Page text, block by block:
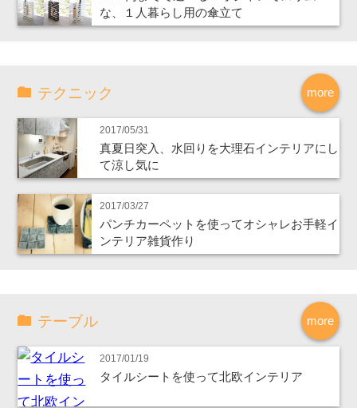
な、１人暮らし用の傘立て
more
テクニック
2017/05/31
真夏日突入、水回りを大理石インテリアにし
て涼し気に
2017/03/27
パンチカーペットを使ってオシャレお手軽イ
ンテリア雑貨作り
more
テーブル
2017/01/19
タイルシートを使って北欧インテリア